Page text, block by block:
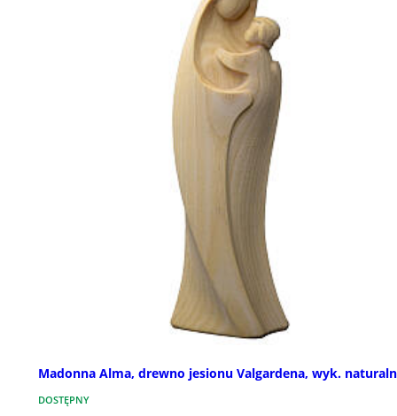
Madonna Alma, drewno jesionu Valgardena, wyk.
DOSTĘPNY